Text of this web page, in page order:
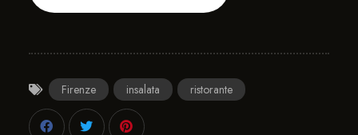
Firenze insalata ristorante